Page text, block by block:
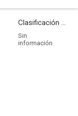
Clasificación por edades
Sin
información